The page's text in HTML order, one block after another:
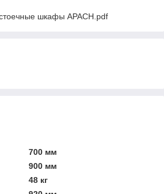
шкафы APACH.pdf
700 мм
900 мм
48 кг